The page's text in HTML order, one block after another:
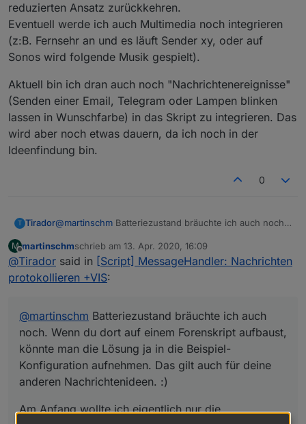
reduzierten Ansatz zurückkehren.
Eventuell werde ich auch Multimedia noch integrieren
(z:B. Fernsehr an und es läuft Sender xy, oder auf
Sonos wird folgende Musik gespielt).
Aktuell bin ich dran auch noch "Nachrichtenereignisse"
(Senden einer Email, Telegram oder Lampen blinken
lassen in Wunschfarbe) in das Skript zu integrieren. Das
wird aber noch etwas dauern, da ich noch in der
Ideenfindung bin.
0
T Tirador@martinschm Batteriezustand bräuchte ich auch noch.
man die Lösung ja in die Beispiel-Konfiguration
aufnehmen. Das gilt auch für deine anderen
Nachrichtenideen. :)
Am Anfang wollte ich eigentlich nur die interessanten
Dinge. Ich habe aus Spielerei jetzt Temperatur und
Corona integriert (und weil es geht!). Ich werde das
Eventuell werde ich auch Multimedia noch integrieren
(z:B. Fernsehr an und es läuft Sender xy, oder auf
Sonos wird folgende Musik gespielt).
Aktuell bin ich dran auch noch "Nachrichtenereignisse"
Das wird aber noch etwas dauern, da ich noch in der
Ideenfindung bin.
M
Offline
martinschmschrieb am 13. Apr. 2020, 16:09
zuletzt editiert von
@Tirador said in [Script] MessageHandler: Nachrichten
protokollieren +VIS:
@martinschm Batteriezustand bräuchte ich auch
noch. Wenn du dort auf einem Forenskript aufbaust,
könnte man die Lösung ja in die Beispiel-
Konfiguration aufnehmen. Das gilt auch für deine
anderen Nachrichtenideen. :)
Am Anfang wollte ich eigentlich nur die